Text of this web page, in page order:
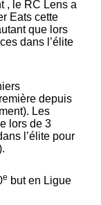
, le RC Lens a
Eats cette
que lors
dans l’élite
depuis
Les
lors de 3
l’élite pour
e but en Ligue